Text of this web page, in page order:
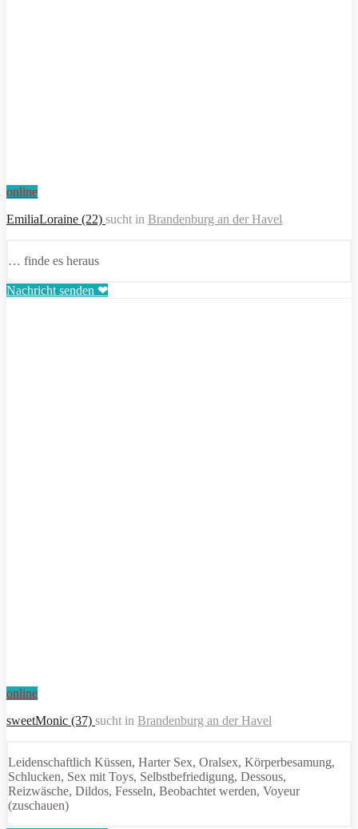
online
EmiliaLoraine (22) sucht in Brandenburg an der Havel
… finde es heraus
Nachricht senden ❤
online
sweetMonic (37) sucht in Brandenburg an der Havel
Leidenschaftlich Küssen, Harter Sex, Oralsex, Körperbesamung,
Schlucken, Sex mit Toys, Selbstbefriedigung, Dessous,
Reizwäsche, Dildos, Fesseln, Beobachtet werden, Voyeur
(zuschauen)